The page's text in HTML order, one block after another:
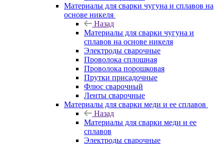
Материалы для сварки чугуна и сплавов на
основе никеля
Назад
Материалы для сварки чугуна и
сплавов на основе никеля
Электроды сварочные
Проволока сплошная
Проволока порошковая
Прутки присадочные
Флюс сварочный
Ленты сварочные
Материалы для сварки меди и ее сплавов
Назад
Материалы для сварки меди и ее
сплавов
Электроды сварочные